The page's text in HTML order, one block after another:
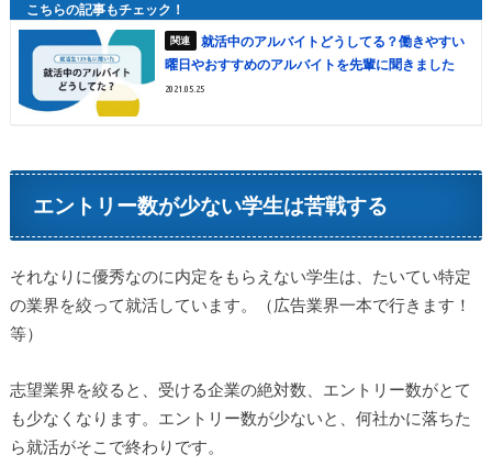
就活中のアルバイトどうしてる？働きやすい
曜日やおすすめのアルバイトを先輩に聞きました
2021.05.25
エントリー数が少ない学生は苦戦する
それなりに優秀なのに内定をもらえない学生は、たいてい特定
の業界を絞って就活しています。（広告業界一本で行きます！
等）
志望業界を絞ると、受ける企業の絶対数、エントリー数がとて
も少なくなります。エントリー数が少ないと、何社かに落ちた
ら就活がそこで終わりです。